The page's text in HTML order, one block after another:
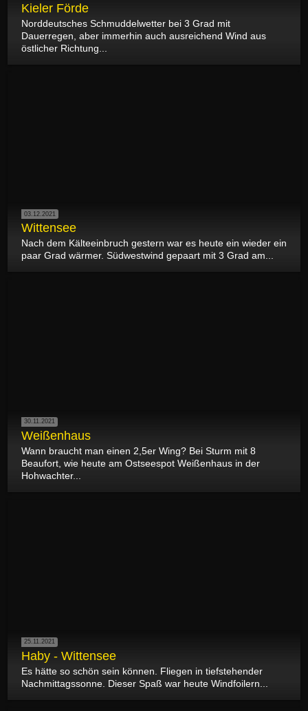
Kieler Förde
Norddeutsches Schmuddelwetter bei 3 Grad mit
Dauerregen, aber immerhin auch ausreichend Wind aus
östlicher Richtung...
03.12.2021
Wittensee
Nach dem Kälteeinbruch gestern war es heute ein wieder ein
paar Grad wärmer. Südwestwind gepaart mit 3 Grad am...
30.11.2021
Weißenhaus
Wann braucht man einen 2,5er Wing? Bei Sturm mit 8
Beaufort, wie heute am Ostseespot Weißenhaus in der
Hohwachter...
25.11.2021
Haby - Wittensee
Es hätte so schön sein können. Fliegen in tiefstehender
Nachmittagssonne. Dieser Spaß war heute Windfoilern...